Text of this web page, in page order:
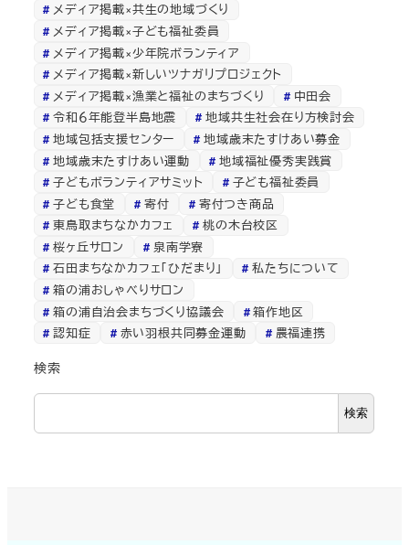
メディア掲載×共生の地域づくり
メディア掲載×子ども福祉委員
メディア掲載×少年院ボランティア
メディア掲載×新しいツナガリプロジェクト
メディア掲載×漁業と福祉のまちづくり
中田会
令和６年能登半島地震
地域共生社会在り方検討会
地域包括支援センター
地域歳末たすけあい募金
地域歳末たすけあい運動
地域福祉優秀実践賞
子どもボランティアサミット
子ども福祉委員
子ども食堂
寄付
寄付つき商品
東鳥取まちなかカフェ
桃の木台校区
桜ヶ丘サロン
泉南学寮
石田まちなかカフェ「ひだまり」
私たちについて
箱の浦おしゃべりサロン
箱の浦自治会まちづくり協議会
箱作地区
認知症
赤い羽根共同募金運動 農福連携
検索
検索